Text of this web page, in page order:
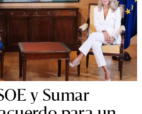
y Sumar